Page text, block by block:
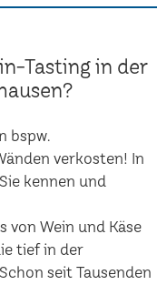
Tasting in der
bspw.
verkosten! In
kennen und
von Wein und Käse
tief in der
seit Tausenden